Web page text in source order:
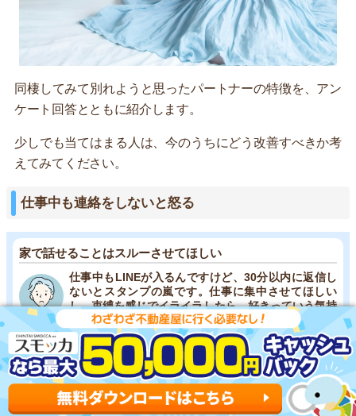
同棲してみて別れようと思ったパートナーの特徴を、アン
ケート回答とともに紹介します。
少しでも当てはまる人は、今のうちにどう改善すべきか考
えてみてください。
仕事中も連絡をしないと怒る
家で話せることはスルーさせてほしい
仕事中もLINEが入るんですけど、30分以内に返信し
ないとスタンプの嵐です。仕事に集中させてほしい
し、束縛を感じでイライラしたら、好きっていう気持
ちが冷めました。(男性/20代後半)
構ってほしい、何をしているのか気になるという気持ちは
わかりますが、あまりに頻繁すぎると束縛されていると感
じて恋愛が冷めます。